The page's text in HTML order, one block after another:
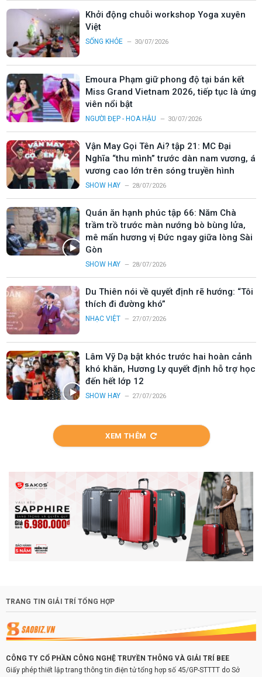
Khởi động chuỗi workshop Yoga xuyên
Việt
SỐNG KHỎE 30/07/2026
Emoura Phạm giữ phong độ tại bán kết
Miss Grand Vietnam 2026, tiếp tục là ứng
viên nổi bật
NGƯỜI ĐẸP - HOA HẬU 30/07/2026
Vận May Gọi Tên Ai? tập 21: MC Đại
Nghĩa “thu mình” trước dàn nam vương, á
vương cao lớn trên sóng truyền hình
SHOW HAY 28/07/2026
Quán ăn hạnh phúc tập 66: Năm Chà
trầm trồ trước màn nướng bò bùng lửa,
mê mẩn hương vị Đức ngay giữa lòng Sài
Gòn
SHOW HAY 28/07/2026
Du Thiên nói về quyết định rẽ hướng: “Tôi
thích đi đường khó”
NHẠC VIỆT 27/07/2026
Lâm Vỹ Dạ bật khóc trước hai hoàn cảnh
khó khăn, Hương Ly quyết định hỗ trợ học
đến hết lớp 12
SHOW HAY 27/07/2026
XEM THÊM
TRANG TIN GIẢI TRÍ TỔNG HỢP
CÔNG TY CỔ PHẦN CÔNG NGHỆ TRUYỀN THÔNG VÀ GIẢI TRÍ BEE
Giấy phép thiết lập trang thông tin điện tử tổng hợp số 45/GP-STTTT do Sở